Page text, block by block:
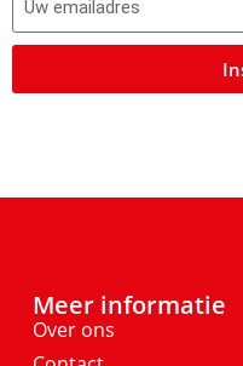
Meer informatie
Over ons